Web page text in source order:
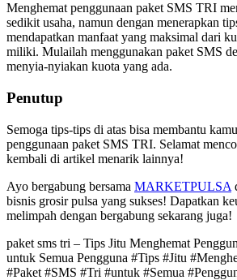
Menghemat penggunaan paket SMS TRI
sedikit usaha, namun dengan menerapkan
mendapatkan manfaat yang maksimal dari
miliki. Mulailah menggunakan paket SMS
menyia-nyiakan kuota yang ada.
Penutup
Semoga tips-tips di atas bisa membantu
penggunaan paket SMS TRI. Selamat
kembali di artikel menarik lainnya!
Ayo bergabung bersama MARKETPULSA
bisnis grosir pulsa yang sukses! Dapatkan
melimpah dengan bergabung sekarang juga!
paket sms tri – Tips Jitu Menghemat
untuk Semua Pengguna #Tips #Jitu
#Paket #SMS #Tri #untuk #Semua